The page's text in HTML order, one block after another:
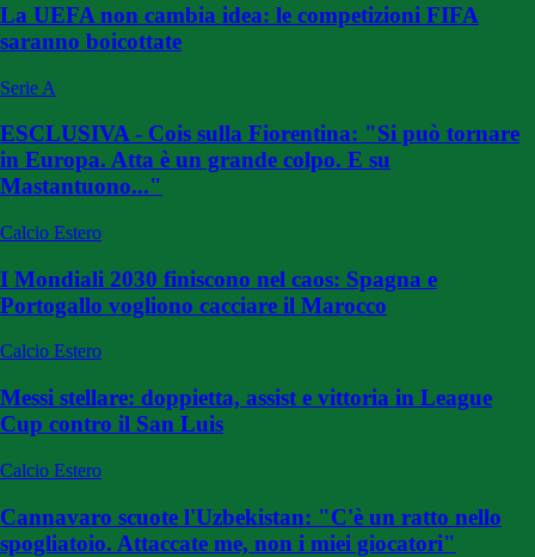
La UEFA non cambia idea: le competizioni FIFA
saranno boicottate
Serie A
ESCLUSIVA - Cois sulla Fiorentina: "Si può tornare
in Europa. Atta è un grande colpo. E su
Mastantuono..."
Calcio Estero
I Mondiali 2030 finiscono nel caos: Spagna e
Portogallo vogliono cacciare il Marocco
Calcio Estero
Messi stellare: doppietta, assist e vittoria in League
Cup contro il San Luis
Calcio Estero
Cannavaro scuote l'Uzbekistan: "C'è un ratto nello
spogliatoio. Attaccate me, non i miei giocatori"